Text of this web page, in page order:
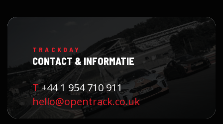
TRACKDAY
CONTACT & INFORMATIE
T+44 1 954 710 911
hello@opentrack.co.uk